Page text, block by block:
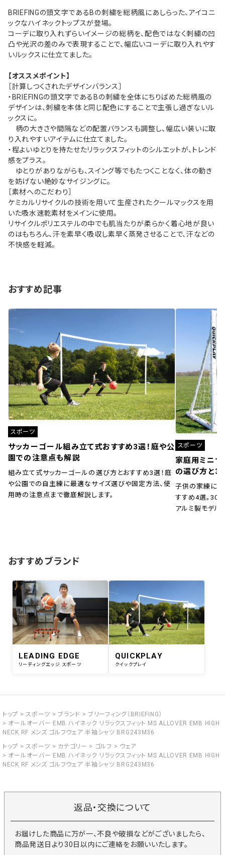
BRIEFINGの頭文字であるBの刺繍を総柄風にあしらった、アイコニ
ックなハイネックトップスが登場。
コーデに取り入れずらいイメージの総柄を、配色ではなく刺繍の凹
凸や光沢の差のみで表現することで、幅広いコーデに取り入れやす
いルックスに仕立てました。
【オススメポイント】
［計算しつくされたデザインバランス］
・BRIEFINGの頭文字であるBの刺繍を全体にちりばめた総柄風の
デザインは、刺繍を本体と同じ配色にすることで主張し過ぎないル
ックスに。
柄の大きさや間隔などの配置バランスも調整し、幅広い装いに取
り入れやすいアイテムに仕立てました。
・程よいゆとりを持たせたリラックスフィットのシルエットが、トレンド
感をプラス。
ゆとりがありながらも、スイング等でもたつくことなく、体の動き
を妨げない絶妙なサイジングに。
［素材へのこだわり］
ケミカルリサイクルの技術を用いて生産されたクールマックスを用
いた吸水速乾素材をメインに使用。
リサイクルポリエステルの中でも肌当たりが柔らかく着心地が良い
のはもちろん、汗を素早く吸収し素早く蒸発させることで、汗などの
不快感を軽減。
おすすめ記事
スポーツ
サッカーゴール組み立て式おすすめ3選！庭や公
園での注意点も解説
組み立て式サッカーゴールの選び方とおすすめ3選！庭
や公園での自主練に最適なサイズ選びや固定方法、使
用時の注意点まで徹底解説します。
スポーツ
家庭用ミニサ
の選び方と
子供の家練に！
すすめ4選。30
アルミ製モデル
おすすめブランド
LEADING EDGE
リーディングエッジ スポーツ
QUICKPLAY
クイックプレイ
トップ スポーツ ブランド
ブリーフィング（BRIEFING）
オールオーバー EMB ハイネック リラックスフィット MS ALLOVER EMB HIGH
NECK RF メンズ ゴルフウェア 半袖シャツ BRG243M36
トップ
スポーツ カテゴリー ゴルフ
ウェア
オールオーバー EMB ハイネック リラックスフィット MS ALLOVER EMB HIGH
NECK RF メンズ ゴルフウェア 半袖シャツ BRG243M36
返品・交換について
お届けした商品に万が一、不良や破損などがございましたら、
商品発送日より30日以内にご連絡をお願いいたします。